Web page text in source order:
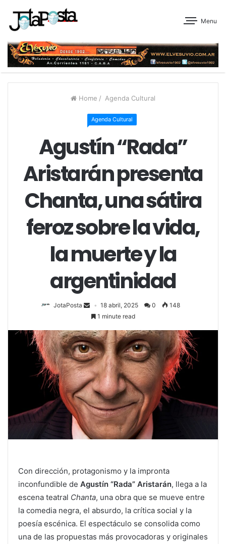
Menu
Home / Agenda Cultural
Agenda Cultural
Agustín “Rada”
Aristarán presenta
Chanta, una sátira
feroz sobre la vida,
la muerte y la
argentinidad
JotaPosta 18 abril, 2025 0
148
1 minute read
Con dirección, protagonismo y la impronta
inconfundible de Agustín “Rada” Aristarán, llega a la
escena teatral Chanta, una obra que se mueve entre
la comedia negra, el absurdo, la crítica social y la
poesía escénica. El espectáculo se consolida como
una de las propuestas más provocadoras y originales